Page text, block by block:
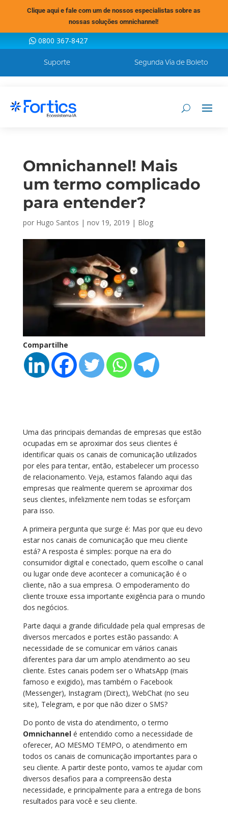
Clique aqui e fale com um de nossos especialistas sobre as
nossas soluções omnichannel!
0800 367-8427
Suporte Segunda Via de Boleto
Omnichannel! Mais
um termo complicado
para entender?
por Hugo Santos | nov 19, 2019 | Blog
Compartilhe
Uma das principais demandas de empresas que estão
ocupadas em se aproximar dos seus clientes é
identificar quais os canais de comunicação utilizados
por eles para tentar, então, estabelecer um processo
de relacionamento. Veja, estamos falando aqui das
empresas que realmente querem se aproximar dos
seus clientes, infelizmente nem todas se esforçam
para isso.
A primeira pergunta que surge é: Mas por que eu devo
estar nos canais de comunicação que meu cliente
está? A resposta é simples: porque na era do
consumidor digital e conectado, quem escolhe o canal
ou lugar onde deve acontecer a comunicação é o
cliente, não a sua empresa. O empoderamento do
cliente trouxe essa importante exigência para o mundo
dos negócios.
Parte daqui a grande dificuldade pela qual empresas de
diversos mercados e portes estão passando: A
necessidade de se comunicar em vários canais
diferentes para dar um amplo atendimento ao seu
cliente. Estes canais podem ser o WhatsApp (mais
famoso e exigido), mas também o Facebook
(Messenger), Instagram (Direct), WebChat (no seu
site), Telegram, e por que não dizer o SMS?
Do ponto de vista do atendimento, o termo
Omnichannelé entendido como a necessidade de
oferecer, AO MESMO TEMPO, o atendimento em
todos os canais de comunicação importantes para o
seu cliente. A partir deste ponto, vamos te ajudar com
diversos desafios para a compreensão desta
necessidade, e principalmente para a entrega de bons
resultados para você e seu cliente.